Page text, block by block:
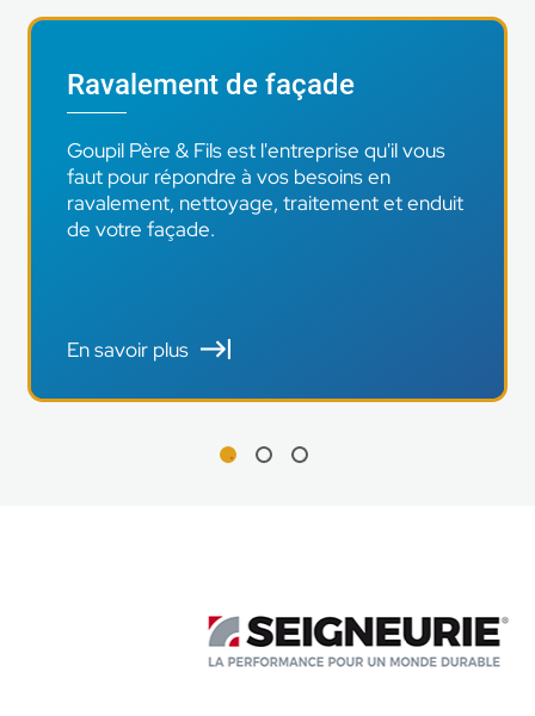
Ravalement de façade
Goupil Père & Fils est l'entreprise qu'il vous
faut pour répondre à vos besoins en
ravalement, nettoyage, traitement et enduit
de votre façade.
En savoir plus